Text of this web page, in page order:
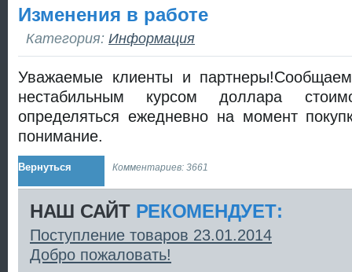
Изменения в работе
Категория: Информация
Уважаемые клиенты и
нестабильным курсом доллара
определяться ежедневно на момент
понимание.
Вернуться Комментариев: 3661
НАШ САЙТРЕКОМЕНДУЕТ:
Поступление товаров 23.01.2014
Добро пожаловать!